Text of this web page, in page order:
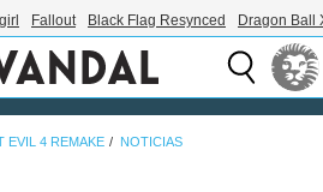
Fallout Black Flag Resynced Dragon Ball
EVIL 4 REMAKE NOTICIAS